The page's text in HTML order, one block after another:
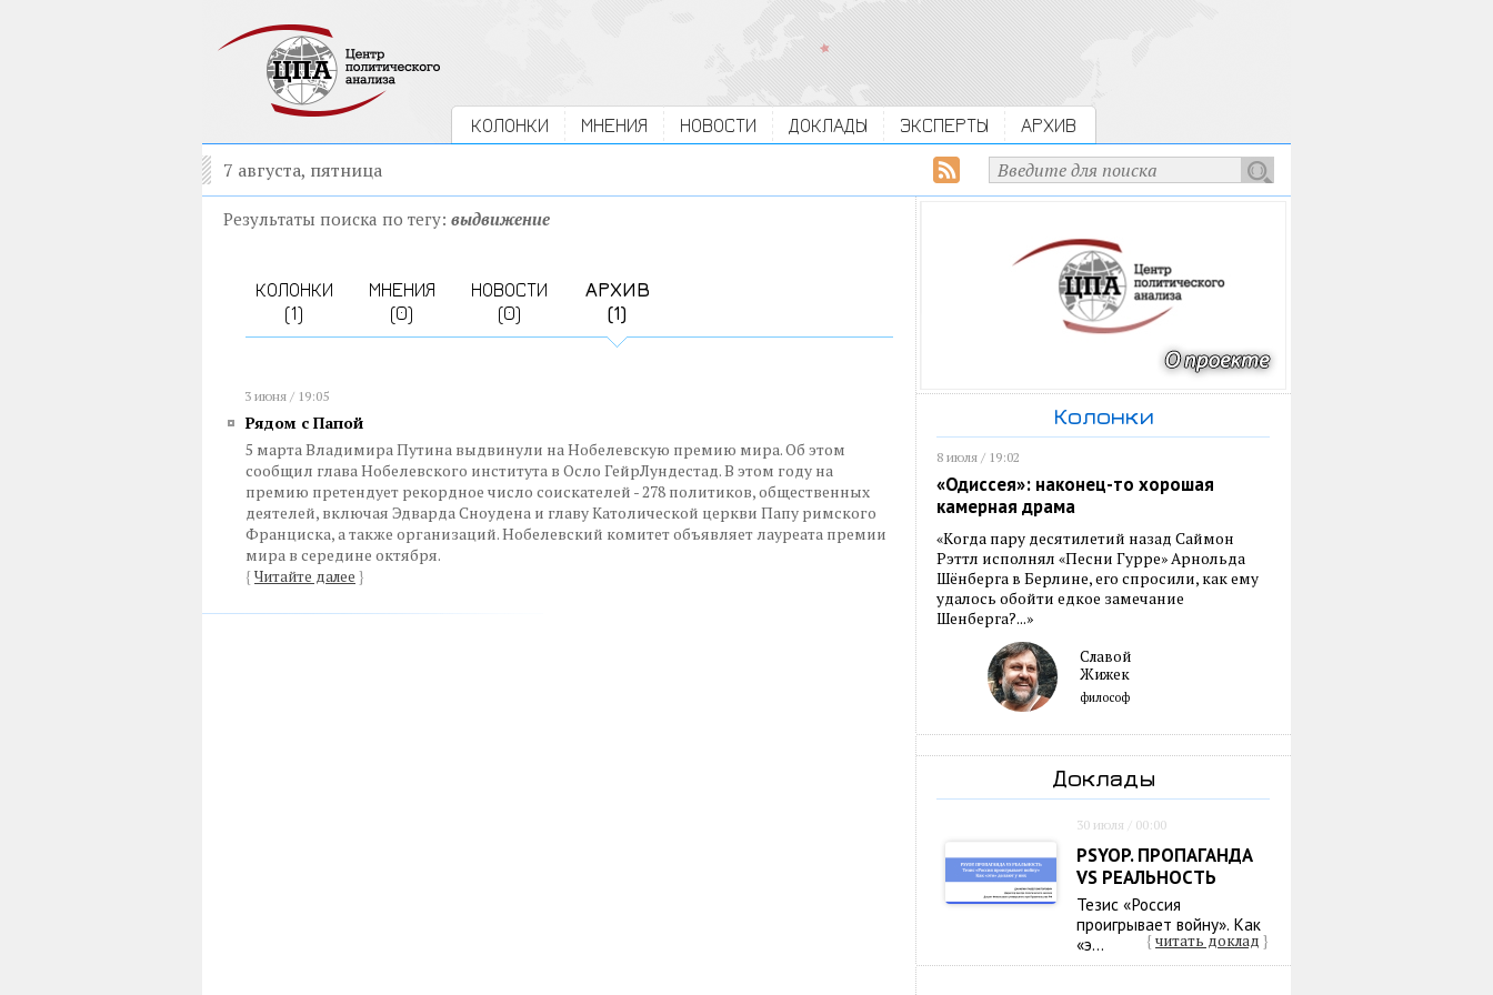
КОЛОНКИ МНЕНИЯ НОВОСТИ ДОКЛАДЫ ЭКСПЕРТЫ АРХИВ
7 августа, пятница
Результаты поиска по тегу: выдвижение
КОЛОНКИ
(1)
МНЕНИЯ
(0)
НОВОСТИ
(0)
АРХИВ
(1)
3 июня / 19:05
Рядом с Папой
5 марта Владимира Путина выдвинули на Нобелевскую премию мира. Об этом
сообщил глава Нобелевского института в Осло ГейрЛундестад. В этом году на
премию претендует рекордное число соискателей - 278 политиков, общественных
деятелей, включая Эдварда Сноудена и главу Католической церкви Папу римского
Франциска, а также организаций. Нобелевский комитет объявляет лауреата премии
мира в середине октября.
{ Читайте далее }
Колонки
8 июля / 19:02
«Одиссея»: наконец-то хорошая
камерная драма
«Когда пару десятилетий назад Саймон
Рэттл исполнял «Песни Гурре» Арнольда
Шёнберга в Берлине, его спросили, как ему
удалось обойти едкое замечание
Шенберга?...»
Славой
Жижек
философ
Доклады
30 июля / 00:00
PSYOP. ПРОПАГАНДА
VS РЕАЛЬНОСТЬ
Тезис «Россия
проигрывает войну». Как
«э...
{ читать доклад }